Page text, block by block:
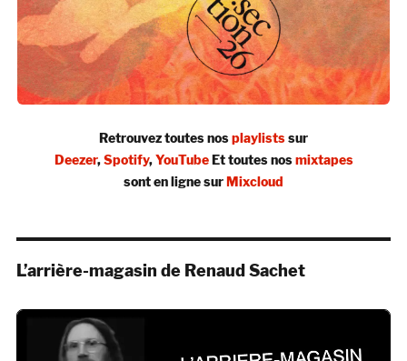
Retrouvez toutes nosplaylistssur
Deezer,Spotify,YouTubeEt toutes nosmixtapes
sont en ligne surMixcloud
L’arrière-magasin de Renaud Sachet